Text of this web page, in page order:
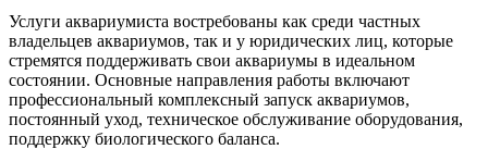
Услуги аквариумиста востребованы как среди частных
владельцев аквариумов, так и у юридических лиц, которые
стремятся поддерживать свои аквариумы в идеальном
состоянии. Основные направления работы включают
профессиональный комплексный запуск аквариумов,
постоянный уход, техническое обслуживание оборудования,
поддержку биологического баланса.